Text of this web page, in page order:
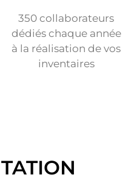
350 collaborateurs
dédiés chaque année
à la réalisation de vos
inventaires